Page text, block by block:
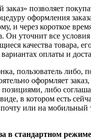
позволяет
оформления
и через короткое
Он уточнит все условия
качества товара,
оплаты и
пользователь либо,
оформляет
либо
в котором есть
или на мобильный
в стандартном режиме